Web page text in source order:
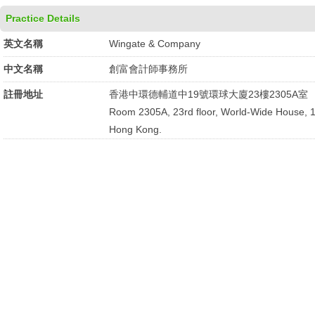
Practice Details
英文名稱 Wingate & Company
中文名稱 創富會計師事務所
註冊地址
香港中環德輔道中19號環球大廈23樓2305A室
Room 2305A, 23rd floor, World-Wide House,
Hong Kong.